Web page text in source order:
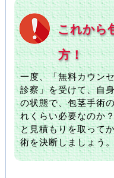
これから
方！
一度、「無料カウン
診察」を受けて、自
の状態で、包茎手術
れくらい必要なのか
と見積もりを取って
術を決断しましょう